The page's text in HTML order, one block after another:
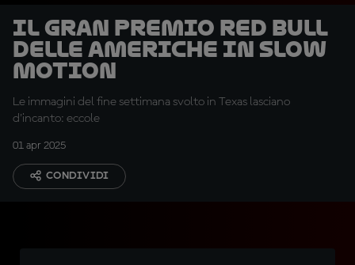
Il Gran Premio Red Bull
delle Americhe in slow
motion
Le immagini del fine settimana svolto in Texas lasciano
d'incanto: eccole
01 apr 2025
CONDIVIDI